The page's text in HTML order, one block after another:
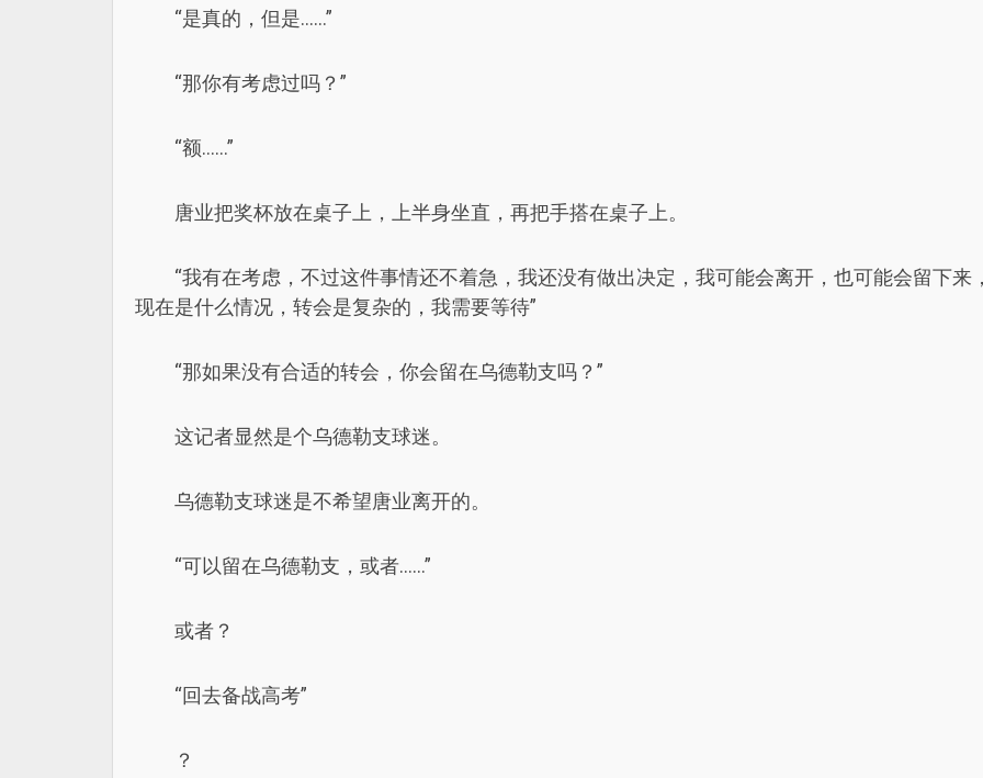
“是真的，但是……”
“那你有考虑过吗？”
“额……”
唐业把奖杯放在桌子上，上半身坐直，再把手搭在桌子上。
“我有在考虑，不过这件事情还不着急，我还没有做出决定，我可能会离开，也可能会留下
现在是什么情况，转会是复杂的，我需要等待”
“那如果没有合适的转会，你会留在乌德勒支吗？”
这记者显然是个乌德勒支球迷。
乌德勒支球迷是不希望唐业离开的。
“可以留在乌德勒支，或者……”
或者？
“回去备战高考”
？